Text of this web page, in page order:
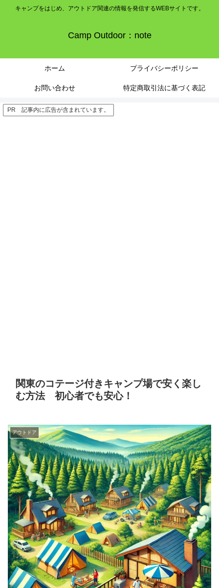
キャンプをはじめ、アウトドア関連の情報を発信するWEBサイトです。
Camp Outdoor：note
ホーム プライバシーポリシー
お問い合わせ 特定商取引法に基づく表記
PR 記事内に広告が含まれています。
関東のコテージ付きキャンプ場で安く楽し
む方法 初心者でも安心！
アウトドア